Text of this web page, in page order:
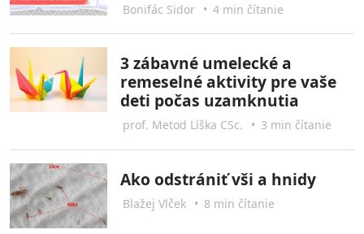
Bonifác Sidor • 4 min čítanie
3 zábavné umelecké a
remeselné aktivity pre vaše
deti počas uzamknutia
prof. Metod Líška CSc. • 3 min čítanie
Ako odstrániť vši a hnidy
Blažej Vlček • 8 min čítanie